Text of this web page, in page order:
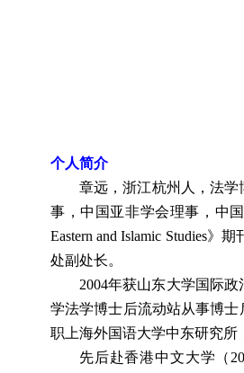
个人简介
章远，浙江杭州人，法
事，中国亚非学会理事，中
Eastern and Islamic Studies》期
处副处长。
2004年获山东大学国际政
学法学博士后流动站从事博士
职上海外国语大学中东研究所
先后赴香港中文大学（